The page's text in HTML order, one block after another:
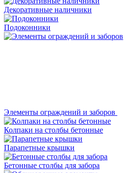
Декоративные наличники
Подоконники
Элементы ограждений и заборов
Колпаки на столбы бетонные
Парапетные крышки
Бетонные столбы для забора